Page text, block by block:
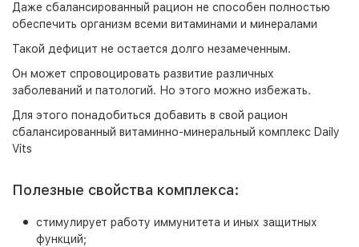
Даже сбалансированный рацион не способен полностью
обеспечить организм всеми витаминами и минералами
Такой дефицит не остается долго незамеченным.
Он может спровоцировать развитие различных
заболеваний и патологий. Но этого можно избежать.
Для этого понадобиться добавить в свой рацион
сбалансированный витаминно-минеральный комплекс Daily
Vits
Полезные свойства комплекса:
стимулирует работу иммунитета и иных защитных
функций;